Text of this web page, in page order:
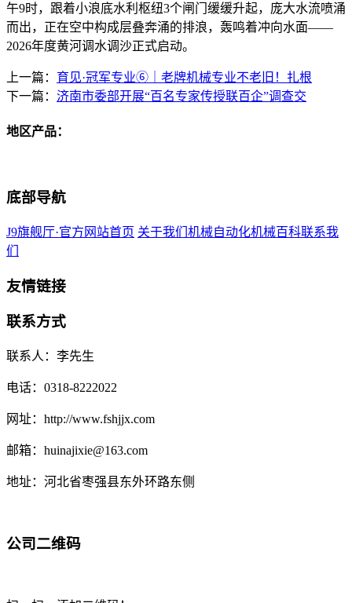
午9时，跟着小浪底水利枢纽3个闸门缓缓升起，庞大水流喷涌
而出，正在空中构成层叠奔涌的排浪，轰鸣着冲向水面——
2026年度黄河调水调沙正式启动。
上一篇： 育见·冠军专业⑥‌｜老牌机械专业不老旧！扎根
下一篇： 济南市委部开展“百名专家传授联百企”调查交
地区产品：
底部导航
J9旗舰厅·官方网站首页 关于我们 机械自动化机械百科联系我
们
友情链接
联系方式
联系人：李先生
电话：0318-8222022
网址：http://www.fshjjx.com
邮箱：huinajixie@163.com
地址：河北省枣强县东外环路东侧
公司二维码